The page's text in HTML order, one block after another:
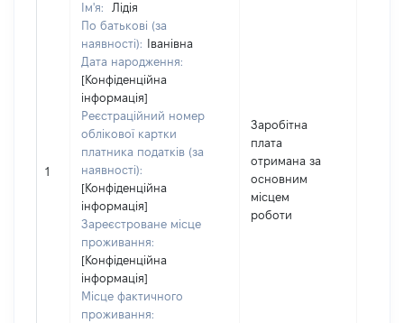
1
Ім'я:
Лідія
По батькові (за
наявності):
Іванівна
Дата народження:
[Конфіденційна
інформація]
Реєстраційний номер
облікової картки
платника податків (за
наявності):
[Конфіденційна
інформація]
Зареєстроване місце
проживання:
[Конфіденційна
інформація]
Місце фактичного
проживання:
Заробітна
плата
отримана за
основним
місцем
роботи